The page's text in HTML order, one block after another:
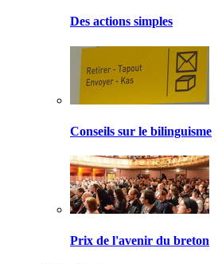
Des actions simples
Conseils sur le bilinguisme
Prix de l'avenir du breton